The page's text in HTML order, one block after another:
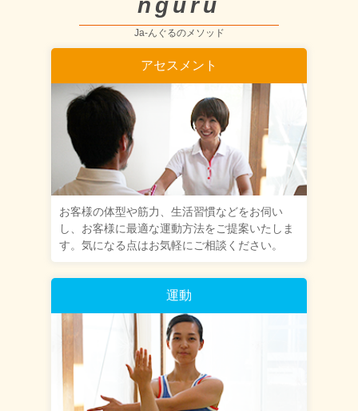
Ja-んぐるのメソッド
アセスメント
お客様の体型や筋力、生活習慣などをお伺い
し、お客様に最適な運動方法をご提案いたしま
す。気になる点はお気軽にご相談ください。
運動